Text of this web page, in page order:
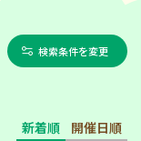
検索条件を変更
新着順 開催日順